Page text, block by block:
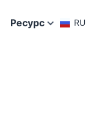
Ресурс RU